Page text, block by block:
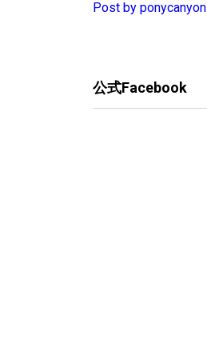
Post by ponycanyon
公式Facebook